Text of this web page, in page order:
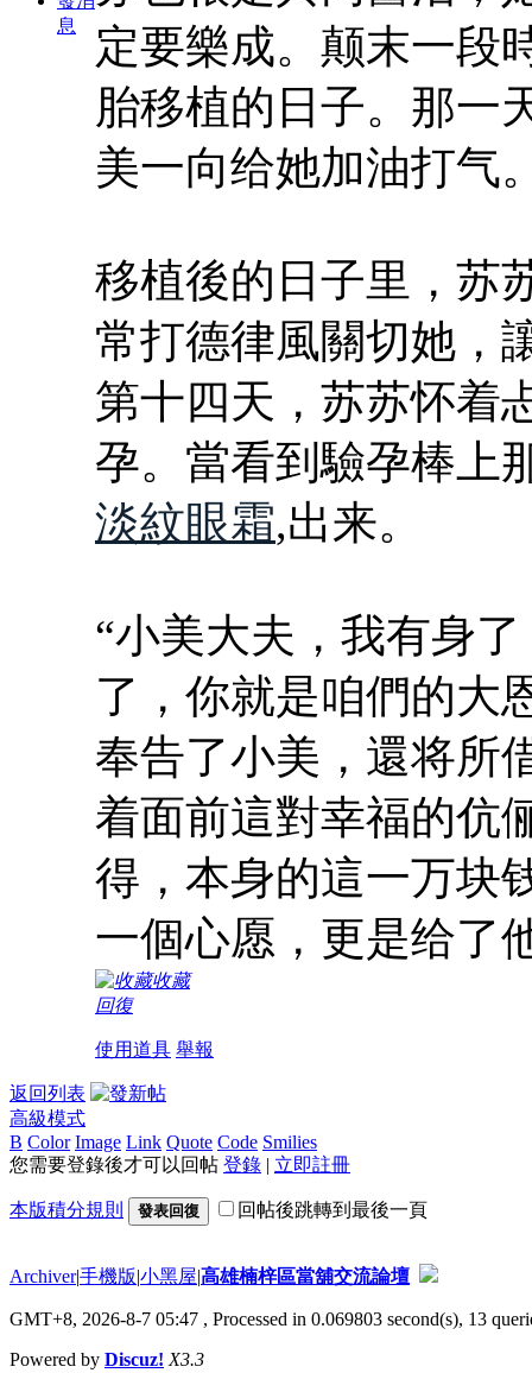
息
定要樂成。颠末一段
胎移植的日子。那一
美一向给她加油打气
移植後的日子里，苏
常打德律風關切她，
第十四天，苏苏怀着
孕。當看到驗孕棒上
淡紋眼霜,出来。
“小美大夫，我有身
了，你就是咱們的大
奉告了小美，還将所
着面前這對幸福的伉
得，本身的這一万块
一個心愿，更是给了
收藏
回復
使用道具 舉報
返回列表
高級模式
B Color Image Link Quote Code Smilies
您需要登錄後才可以回帖 登錄 | 立即註冊
本版積分規則 發表回復 回帖後跳轉到最後一頁
Archiver|手機版|小黑屋|高雄楠梓區當舖交流論壇
GMT+8, 2026-8-7 05:47 , Processed in 0.069803 second(s), 13
Powered by Discuz! X3.3